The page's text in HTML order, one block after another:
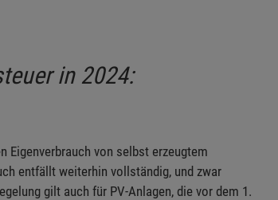
in 2024:
Eigenverbrauch von selbst erzeugtem
entfällt weiterhin vollständig, und zwar
gilt auch für PV-Anlagen, die vor dem 1.